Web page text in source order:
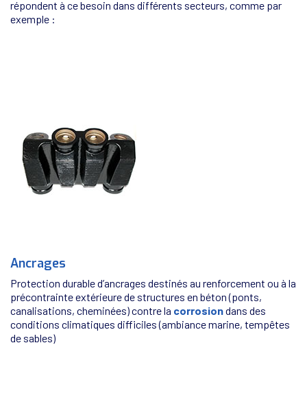
répondent à ce besoin dans différents secteurs, comme par
exemple :
Ancrages
Protection durable d’ancrages destinés au renforcement ou à la
précontrainte extérieure de structures en béton (ponts,
canalisations, cheminées) contre la corrosiondans des
conditions climatiques difficiles (ambiance marine, tempêtes
de sables)